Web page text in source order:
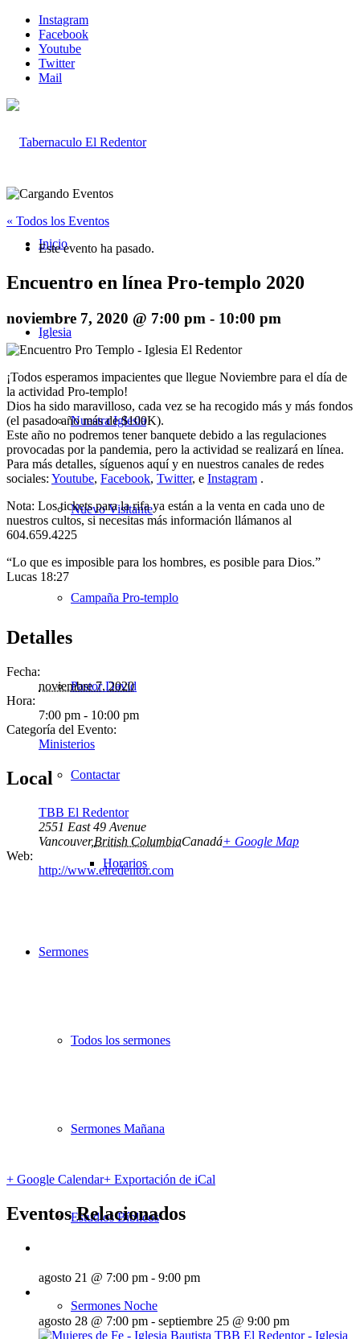
Instagram
Facebook
Youtube
Twitter
Mail
Inicio
Iglesia
Nuestra Iglesia
Nuevo Visitante
Campaña Pro-templo
Pastor David
Contactar
Horarios
Sermones
Todos los sermones
Sermones Mañana
Estudios Bíblicos
Sermones Noche
« Todos los Eventos
Este evento ha pasado.
Encuentro en línea Pro-templo 2020
noviembre 7, 2020 @ 7:00 pm - 10:00 pm
¡Todos esperamos impacientes que llegue Noviembre para el día de
la actividad Pro-templo!
Dios ha sido maravilloso, cada vez se ha recogido más y más fondos
(el pasado año más de $100K).
Este año no podremos tener banquete debido a las regulaciones
provocadas por la pandemia, pero la actividad se realizará en línea.
Para más detalles, síguenos aquí y en nuestros canales de redes
sociales: Youtube, Facebook, Twitter, e Instagram .
Nota: Los tickets para la rifa ya están a la venta en cada uno de
nuestros cultos, si necesitas más información llámanos al
604.659.4225
“Lo que es imposible para los hombres, es posible para Dios.”
Lucas 18:27
Detalles
Fecha:
noviembre 7, 2020
Hora:
7:00 pm - 10:00 pm
Categoría del Evento:
Ministerios
Local
TBB El Redentor
2551 East 49 Avenue
Vancouver,British ColumbiaCanadá+ Google Map
Web:
http://www.elredentor.com
+ Google Calendar+ Exportación de iCal
Eventos Relacionados
agosto 21 @ 7:00 pm - 9:00 pm
agosto 28 @ 7:00 pm - septiembre 25 @ 9:00 pm